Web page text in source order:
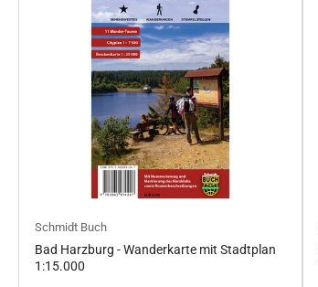
Schmidt Buch
Bad Harzburg - Wanderkarte mit Stadtplan
1:15.000